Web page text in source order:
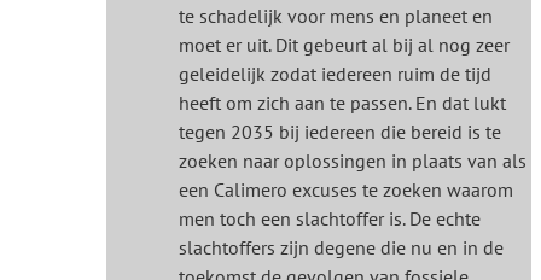
te schadelijk voor mens en planeet en
moet er uit. Dit gebeurt al bij al nog zeer
geleidelijk zodat iedereen ruim de tijd
heeft om zich aan te passen. En dat lukt
tegen 2035 bij iedereen die bereid is te
zoeken naar oplossingen in plaats van als
een Calimero excuses te zoeken waarom
men toch een slachtoffer is. De echte
slachtoffers zijn degene die nu en in de